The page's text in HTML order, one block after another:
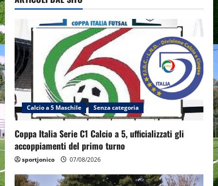
Calcio a 5 Maschile Senza categoria
Coppa Italia Serie C1 Calcio a 5, ufficializzati gli
accoppiamenti del primo turno
sportjonico 07/08/2026